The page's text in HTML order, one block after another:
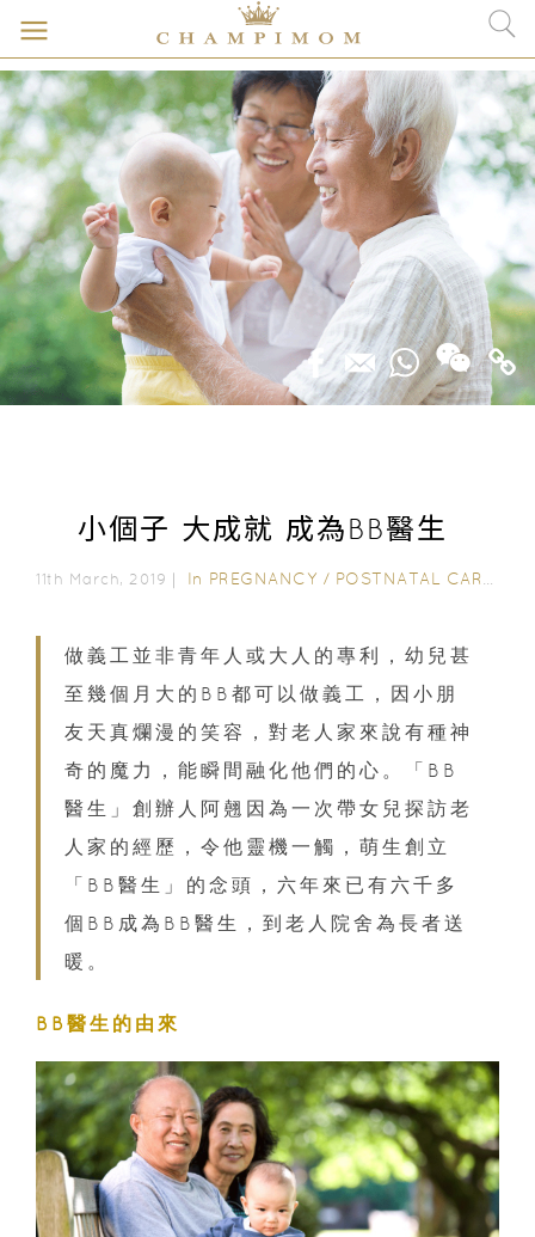
小個子 大成就 成為BB醫生
11th March, 2019｜ In PREGNANCY / POSTNATAL CARE
做義工並非青年人或大人的專利，幼兒甚
至幾個月大的BB都可以做義工，因小朋
友天真爛漫的笑容，對老人家來說有種神
奇的魔力，能瞬間融化他們的心。「BB
醫生」創辦人阿翹因為一次帶女兒探訪老
人家的經歷，令他靈機一觸，萌生創立
「BB醫生」的念頭，六年來已有六千多
個BB成為BB醫生，到老人院舍為長者送
暖。
BB醫生的由來